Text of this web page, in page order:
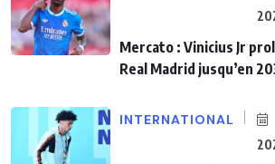
Mercato : Vinicius Jr
Real Madrid jusqu’en
INTERNATIONAL